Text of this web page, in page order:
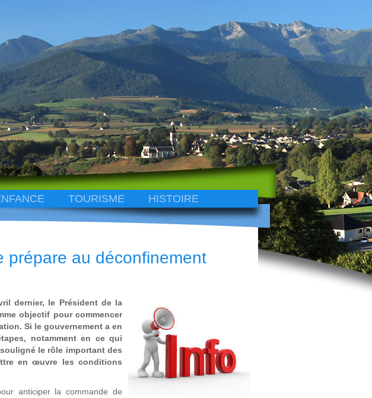
TOURISME HISTOIRE
prépare au déconfinement
dernier, le Président de la
objectif pour commencer
Si le gouvernement a en
notamment en ce qui
le rôle important des
en œuvre les conditions
anticiper la commande de